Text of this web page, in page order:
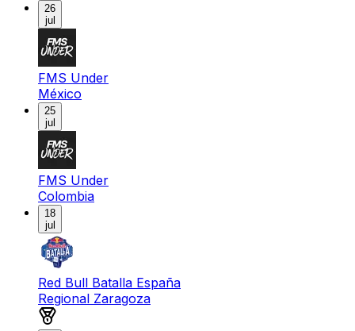
26
jul
FMS Under
México
25
jul
FMS Under
Colombia
18
jul
Red Bull Batalla España
Regional Zaragoza